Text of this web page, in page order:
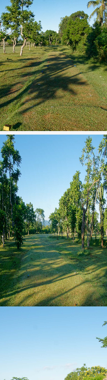
Bougainvilliers
TROU N°7
Cocotier